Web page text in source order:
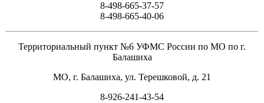
8-498-665-37-57
8-498-665-40-06
Территориальный пункт №6 УФМС России по МО по г.
Балашиха
МО, г. Балашиха, ул. Терешковой, д. 21
8-926-241-43-54